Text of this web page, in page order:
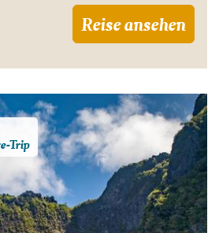
Reise ansehen
Trip